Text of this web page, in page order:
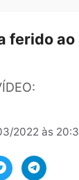
ferido
2022 às